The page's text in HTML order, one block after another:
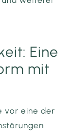
Eine
mit
vor eine der